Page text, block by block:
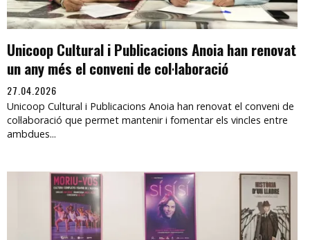
Unicoop Cultural i Publicacions Anoia han renovat
un any més el conveni de col·laboració
27.04.2026
Unicoop Cultural i Publicacions Anoia han renovat el conveni de
col·laboració que permet mantenir i fomentar els vincles entre
ambdues...